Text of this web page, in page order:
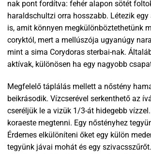
nak pont fordítva: fehér alapon sötét
haraldschultzi orra hosszabb. Létezik
is, amit könnyen megkülönböztethetünk
coryktól, mert a mellúszója ugyanúgy
mint a sima Corydoras sterbai-nak.
aktívak, különösen ha egy nagyobb
Megfelelő táplálás mellett a nőstény
beikrásodik. Vízcserével serkenthető az
cseréljük le a vizük 1/3-át hidegebb
koraeste megtenni. Egy nőstényhez
Érdemes elkülöníteni őket egy külön
tegyünk jávai mohát és egy